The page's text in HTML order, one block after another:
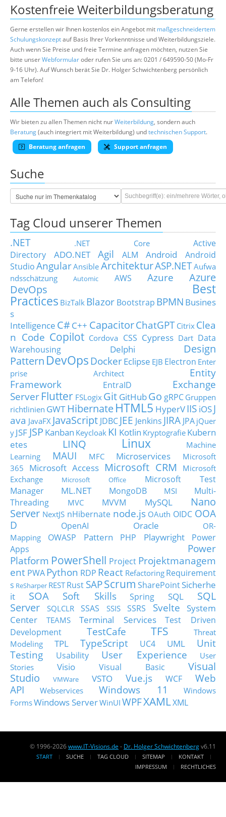
Kostenfreie Weiterbildungsberatung
Gerne erstellen wir Ihnen kostenlos ein Angebot mit maßgeschneidertem
Schulungskonzeptauf Basis Ihrer Vorkenntnisse und Weiterbildungsziele.
Auch wenn Sie Preise und freie Termine anfragen möchten, nutzen Sie
bitte unserWebformularoder rufen Sie uns an: 0201 / 649590-50 (Mo-Fr
9-16 Uhr). Auf Wunsch berät Sie Dr. Holger Schwichtenberg persönlich
am Telefon!
Alle Themen auch als Consulting
Wir bieten zu allen Themen nicht nurWeiterbildung, sondern auch
Beratung(auch integriert mit Weiterbildung) undtechnischen Support.
Beratung anfragen
Support anfragen
Suche
Tag Cloud unserer Themen
.NET .NET Core
Active
Directory
ADO.NET Agil ALM Android
Android
StudioAngularAnsible ArchitekturASP.NETAufwa
ndsschätzung
Automic AWS Azure
Azure
DevOps
Best
Practices BizTalk Blazor Bootstrap BPMN Busines
s
Intelligence C#C++ CapacitorChatGPT Citrix Clea
n Code Copilot Cordova CSS Cypress Dart Data
Warehousing
Delphi
Design
Pattern DevOps DockerEclipse EJB Electron Enter
prise Architect
Entity
Framework
EntraID
Exchange
Server Flutter FSLogix Git GitHubGo gRPC Gruppen
richtlinien GWT HibernateHTML5 HyperVIIS iOSJ
ava JavaFX JavaScript JDBC JEE Jenkins JIRA JPA jQuer
y JSF JSP Kanban Keycloak KI Kotlin Kryptografie Kubern
etes
LINQ Linux
Machine
Learning
MAUI MFC Microservices
Microsoft
365
Microsoft Access Microsoft CRM
Microsoft
Exchange
Microsoft Office
Microsoft Test
Manager
ML.NET MongoDB MSI
Multi-
Threading
MVC MVVM MySQL
Nano
Server NextJS nHibernate node.js OAuth OIDC OOA
D
OpenAI Oracle
OR-
Mapping
OWASP Pattern PHP Playwright
Power
Apps
Power
Platform PowerShell Project Projektmanagem
ent PWA Python RDP React Refactoring Requirement
s ReSharper RESTRust SAPScrum SharePointSicherhe
it
SOA Soft Skills Spring SQL
SQL
Server
SQLCLR SSAS SSIS SSRS Svelte
System
Center
TEAMS Terminal Services
Test Driven
Development
TestCafe TFS
Threat
Modeling
TPL TypeScript UC4 UML
Unit
Testing
Usability User Experience
User
Stories
Visio Visual Basic
Visual
Studio
VMWare VSTO Vue.js WCF
Web
API
Webservices Windows 11
Windows
FormsWindows ServerWinUI WPFXAMLXML
© 1996-2026www.IT-Visions.de - Dr. Holger Schwichtenbergv6.11
START SUCHE TAG CLOUD SITEMAP
KONTAKT
IMPRESSUM
RECHTLICHES